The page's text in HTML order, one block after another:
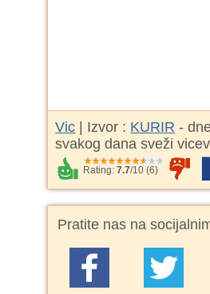
Vic | Izvor : KURIR -
svakog dana sveži
Rating:7.7/10 (6)
Pratite nas na